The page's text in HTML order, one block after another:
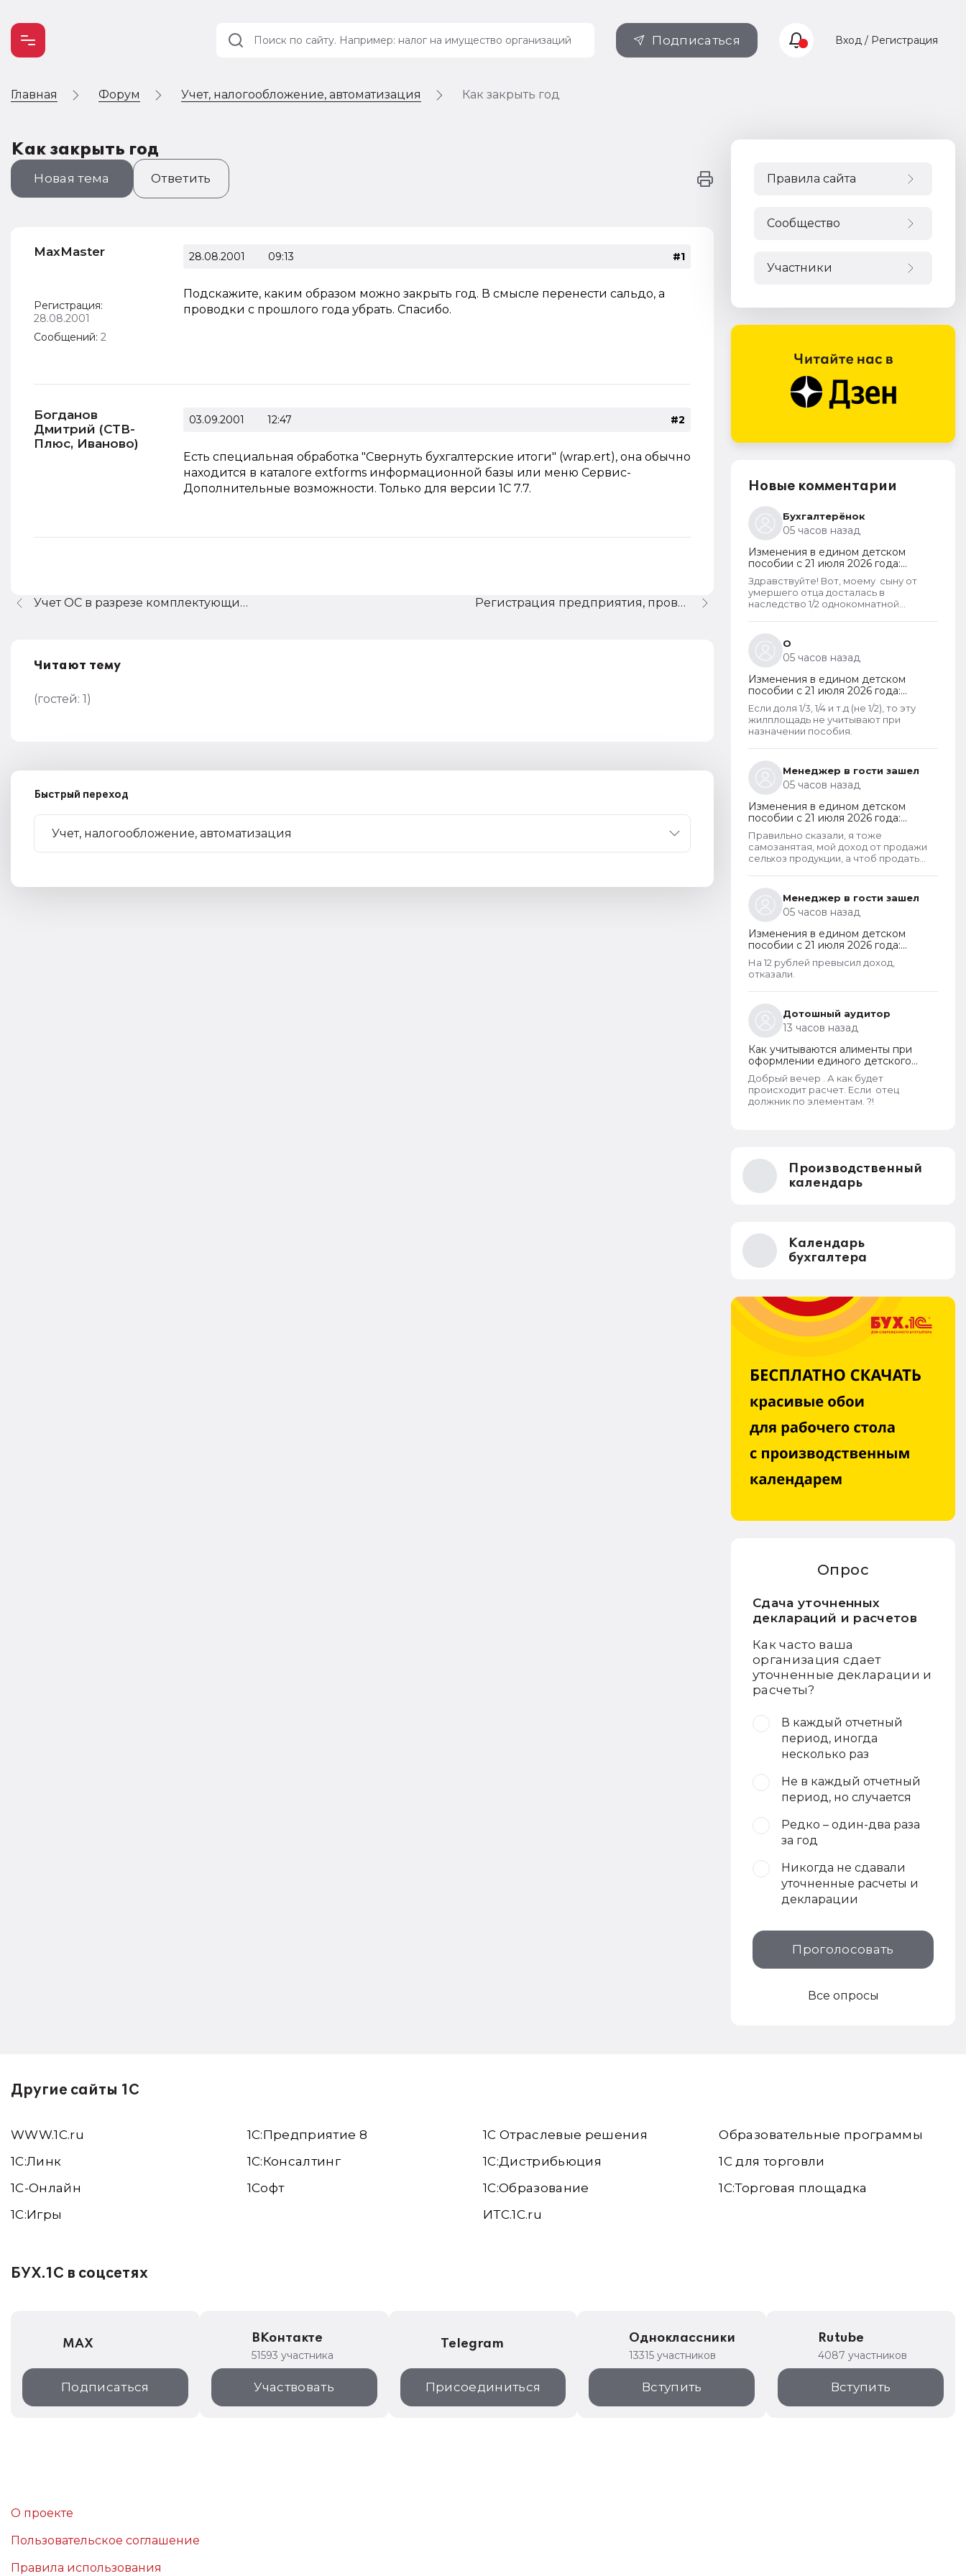
Подписаться Вход / Регистрация
Главная Форум Учет, налогообложение, автоматизация Как закрыть год
Как закрыть год
Новая тема Ответить
MaxMaster
Регистрация:
28.08.2001
Сообщений: 2
28.08.2001 09:13 #1
Подскажите, каким образом можно закрыть год. В смысле перенести сальдо, а
проводки с прошлого года убрать. Спасибо.
Богданов
Дмитрий (СТВ-
Плюс, Иваново)
03.09.2001 12:47 #2
Есть специальная обработка "Свернуть бухгалтерские итоги" (wrap.ert), она обычно
находится в каталоге extforms информационной базы или меню Сервис-
Дополнительные возможности. Только для версии 1С 7.7.
Регистрация предприятия, проводки
Учет ОС в разрезе комплектующих...
Читают тему
(гостей: 1)
Быстрый переход
Правила сайта
Сообщество
Участники
Новые комментарии
Бухгалтерёнок
05 часов назад
Изменения в едином детском
пособии с 21 июля 2026 года:
пересмотр правила нулевого
дохода и новый порядок
оформления пособий по месту
пребывания
Здравствуйте! Вот, моему сыну от
умершего отца досталась в
наследство 1/2 однокомнатной
Отказ пришёл сразу. Несправедливо,
что унаследованные доли наследства
играют роль.
О
05 часов назад
Изменения в едином детском
пособии с 21 июля 2026 года:
пересмотр правила нулевого
дохода и новый порядок
оформления пособий по месту
пребывания
Если доля 1/3, 1/4 и т.д (не 1/2), то эту
жилплощадь не учитывают при
назначении пособия.
Менеджер в гости зашел
05 часов назад
Изменения в едином детском
пособии с 21 июля 2026 года:
пересмотр правила нулевого
дохода и новый порядок
оформления пособий по месту
пребывания
Правильно сказали, я тоже
самозанятая, мой доход от продажи
сельхоз продукции, а чтоб продать
животинкамиМенеджер в гости зашел
05 часов назад
Изменения в едином детском
пособии с 21 июля 2026 года:
пересмотр правила нулевого
дохода и новый порядок
оформления пособий по месту
пребывания
На 12 рублей превысил доход,
отказали.
Дотошный аудитор
13 часов назад
Как учитываются алименты при
оформлении единого детского
пособия в 2026 году
Добрый вечер . А как будет
происходит расчет. Если отец
должник по элементам. ?!
Производственный
календарь
Календарь
бухгалтера
Опрос
Сдача уточненных
деклараций и расчетов
Как часто ваша
организация сдает
уточненные декларации и
расчеты?
В каждый отчетный
период, иногда
несколько раз
Не в каждый отчетный
период, но случается
Редко – один-два раза
за год
Никогда не сдавали
уточненные расчеты и
декларации
Проголосовать
Все опросы
Другие сайты 1С
WWW.1С.ru
1С:Линк
1С-Онлайн
1C:Игры
1С:Предприятие 8
1С:Консалтинг
1Софт
1С Отраслевые решения
1С:Дистрибьюция
1С:Образование
ИТС.1C.ru
Образовательные программы
1С для торговли
1С:Торговая площадка
БУХ.1С в соцсетях
MAX
Подписаться
ВКонтакте
51593 участника
Участвовать
Telegram
Присоединиться
Одноклассники
13315 участников
Вступить
Rutube
4087 участников
Вступить
О проекте
Пользовательское соглашение
Правила использования
Учет и
Автоматизация